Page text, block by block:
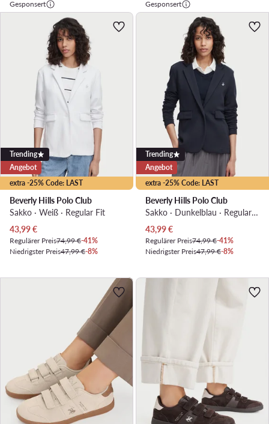
Gesponsert
extra -25% Code: LAST
Trending
Angebot
Beverly Hills Polo Club
Sakko · Weiß · Regular Fit
Aktueller Preis
43,99€
Regulärer Preis74,99 €-41%
Niedrigster Preis47,99 €-8%
Gesponsert
extra -25% Code: LAST
Trending
Angebot
Beverly Hills Polo Club
Sakko · Dunkelblau · Regular Fit
Aktueller Preis
43,99€
Regulärer Preis74,99 €-41%
Niedrigster Preis47,99 €-8%